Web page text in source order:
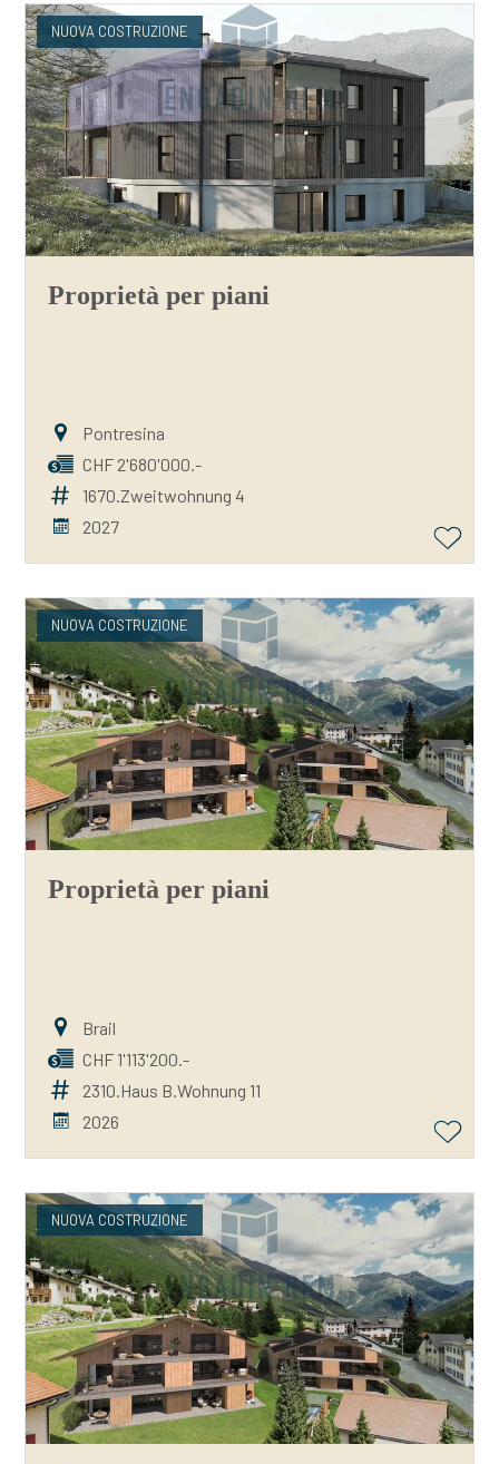
NUOVA COSTRUZIONE
Proprietà per piani
Pontresina
CHF 2'680'000.-
1670.Zweitwohnung 4
2027
NUOVA COSTRUZIONE
Proprietà per piani
Brail
CHF 1'113'200.-
2310.Haus B.Wohnung 11
2026
NUOVA COSTRUZIONE